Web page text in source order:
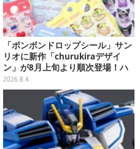
「ボンボンドロップシール」サン
リオに新作「churukiraデザイ
ン」が8月上旬より順次登場！ハ
ローキティ、はぴだんぶいなど全
8種類
2026.8.4